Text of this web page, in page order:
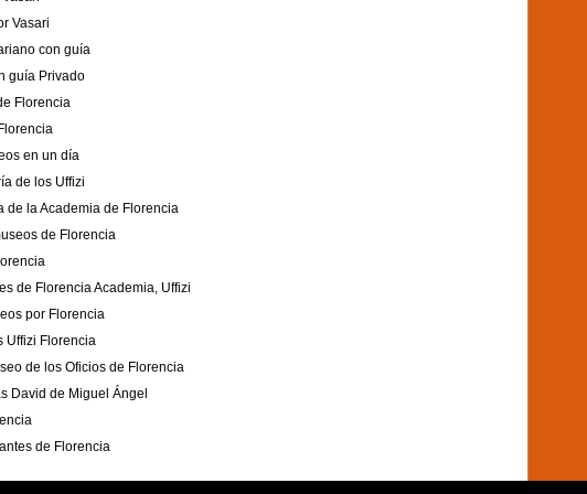
Vasari
con guía
guía Privado
Florencia
en un día
de los Uffizi
de la Academia de Florencia
de Florencia
de Florencia Academia, Uffizi
por Florencia
Uffizi Florencia
de los Oficios de Florencia
David de Miguel Ángel
de Florencia